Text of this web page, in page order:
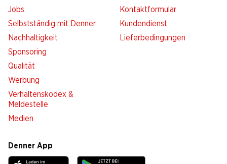
Jobs
Selbstständig mit Denner
Nachhaltigkeit
Sponsoring
Qualität
Werbung
Verhaltenskodex &
Meldestelle
Medien
Kontaktformular
Kundendienst
Lieferbedingungen
Denner App